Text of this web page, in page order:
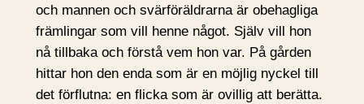
och mannen och svärföräldrarna är obehagliga
främlingar som vill henne något. Själv vill hon
nå tillbaka och förstå vem hon var. På gården
hittar hon den enda som är en möjlig nyckel till
det förflutna: en flicka som är ovillig att berätta.